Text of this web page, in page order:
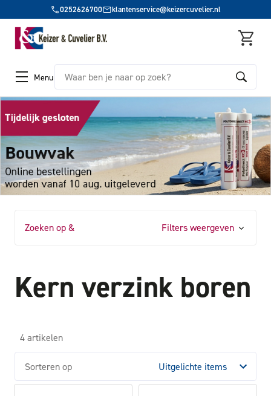
0252626700 klantenservice@keizercuvelier.nl
Menu Zoeken
Zoeken op & Filters weergeven
Kern verzink boren
4 artikelen
Sorteren op